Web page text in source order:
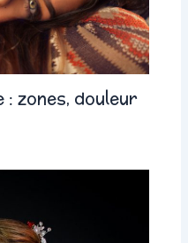
zones, douleur